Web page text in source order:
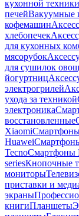
кухонной техники
печейВакуумные
кофемашин
хлебопечек
для кухонных
мясорубок
для сушилок
йогуртниц
электрогрилей
ухода за техникой
электроника
восстановленные
Xiaomi
Huawei
TecnoСмартфоны
seriesКнопочные
мониторы
приставки и
экраны
книгиПланшеты